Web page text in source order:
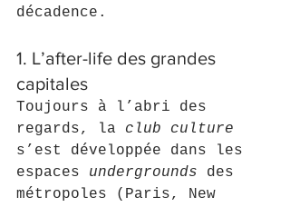
décadence.
1. L’after-life des grandes
capitales
Toujours à l’abri des
regards, la club culture
s’est développée dans les
espaces undergrounds des
métropoles (Paris, New